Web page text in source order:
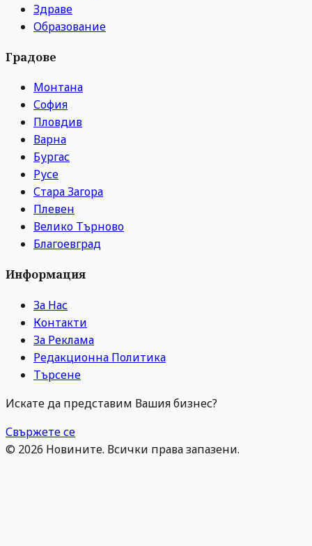
Здраве
Образование
Градове
Монтана
София
Пловдив
Варна
Бургас
Русе
Стара Загора
Плевен
Велико Търново
Благоевград
Информация
За Нас
Контакти
За Реклама
Редакционна Политика
Търсене
Искате да представим Вашия бизнес?
Свържете се
© 2026 Новините. Всички права запазени.